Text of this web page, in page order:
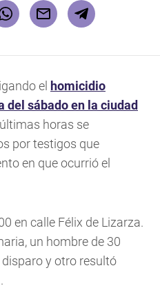
el homicidio
del sábado en la ciudad
horas se
por testigos que
en que ocurrió el
en calle Félix de Lizarza.
un hombre de 30
y otro resultó